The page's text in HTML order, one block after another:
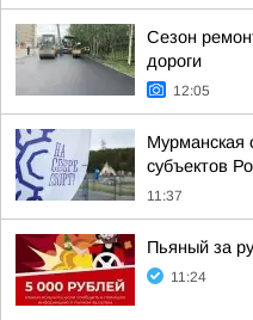
Сезон
дороги
12:05
Мурманская
субъектов
11:37
Пьяный за
11:24